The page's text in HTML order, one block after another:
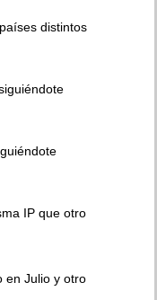
distintos
IP que otro
en Julio y otro